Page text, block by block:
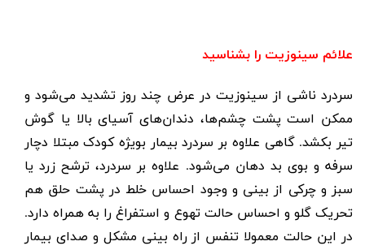
علائم سینوزیت را بشناسید
سردرد ناشی از سینوزیت در عرض چند روز تشدید می‌شود و
ممکن است پشت چشم‌ها، دندان‌های آسیای بالا یا گوش
تیر بکشد. گاهی علاوه بر سردرد بیمار بویژه کودک مبتلا دچار
سرفه و بوی بد دهان می‌شود. علاوه بر سردرد، ترشح زرد یا
سبز و چرکی از بینی و وجود احساس خلط در پشت حلق هم
تحریک گلو و احساس حالت تهوع و استفراغ را به همراه دارد.
در این حالت معمولا تنفس از راه بینی مشکل و صدای بیمار